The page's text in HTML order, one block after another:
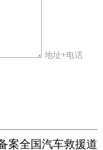
地址+电话
案全国汽车救援道